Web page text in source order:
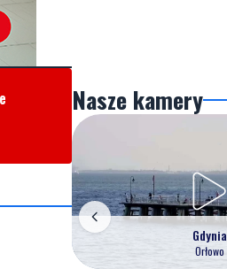
Nasze kamery
Gdynia
Orłowo